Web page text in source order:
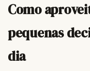
Como
pequenas
dia